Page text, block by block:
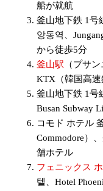
船が就航
釜山地下鉄 1号
앙동역、
から徒歩5分
釜山駅 （プサ
KTX（韓国高
釜山地下鉄 1号
Busan Subway
コモド ホテル
Commodore）
舗ホテル
フェニックス
텔、Hotel